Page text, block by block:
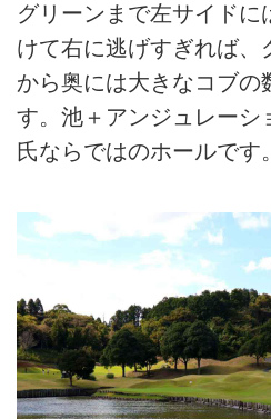
グリーンまで左サイドに
けて右に逃げすぎれば、
から奥には大きなコブの
す。池＋アンジュレーシ
氏ならではのホールです。